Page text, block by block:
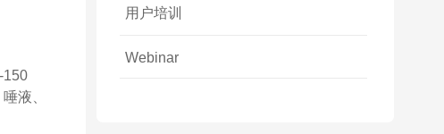
150
液、
用户培训
Webinar